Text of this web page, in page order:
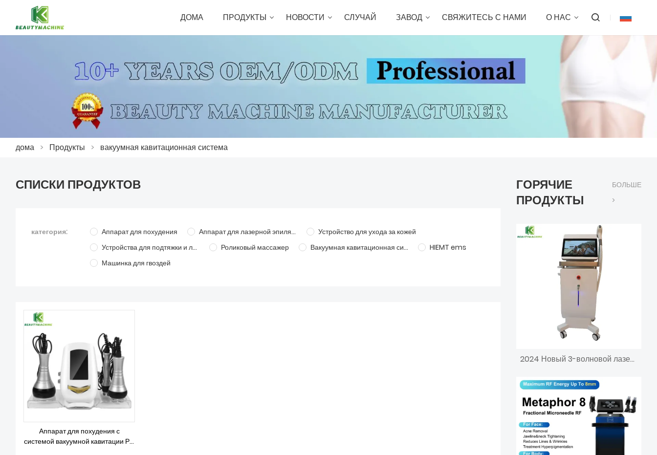
ДОМА ПРОДУКТЫ НОВОСТИ СЛУЧАЙ ЗАВОД СВЯЖИТЕСЬ С НАМИ О НАС
дома > Продукты > вакуумная кавитационная система
СПИСКИ ПРОДУКТОВ
категория: Аппарат для похудения Аппарат для лазерной эпиляции
Устройство для ухода за кожей
Устройства для подтяжки и лифтинга кожи
Роликовый массажер Вакуумная кавитационная система
HIEMT ems
Машинка для гвоздей
Аппарат для похудения с
системой вакуумной кавитации РФ
ГОРЯЧИЕ
ПРОДУКТЫ
БОЛЬШЕ
>
2024 Новый 3-волновой лазерный аппарат для перманентной эпиляции